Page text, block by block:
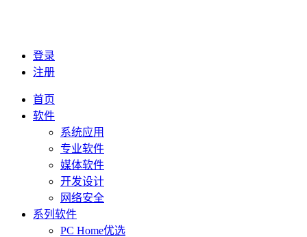
登录
注册
首页
软件
系统应用
专业软件
媒体软件
开发设计
网络安全
系列软件
PC Home优选